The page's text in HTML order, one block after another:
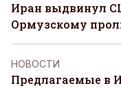
Иран выдвинул
Ормузскому
НОВОСТИ
Предлагаемые в